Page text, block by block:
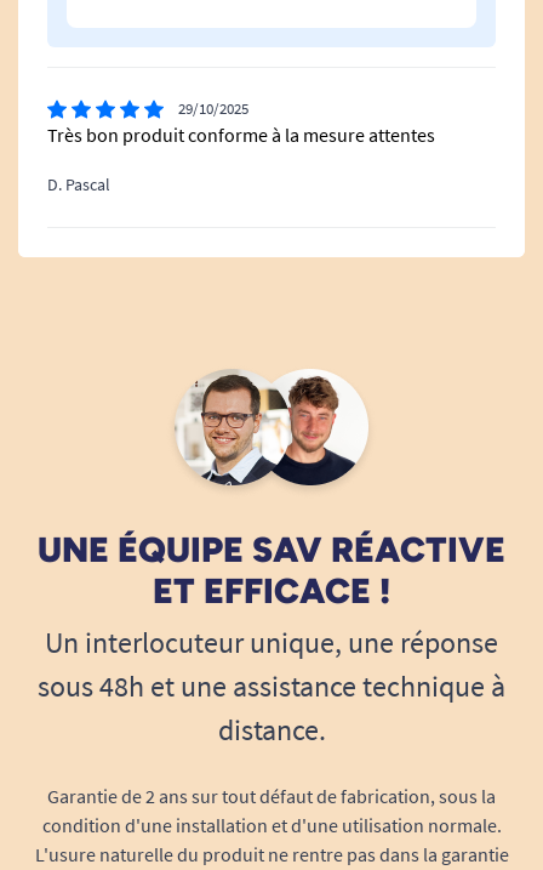
29/10/2025
Très bon produit conforme à la mesure attentes
D. Pascal
UNE ÉQUIPE SAV RÉACTIVE
ET EFFICACE !
Un interlocuteur unique, une réponse
sous 48h et une assistance technique à
distance.
Garantie de 2 ans sur tout défaut de fabrication, sous la
condition d'une installation et d'une utilisation normale.
L'usure naturelle du produit ne rentre pas dans la garantie